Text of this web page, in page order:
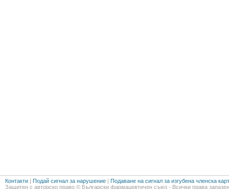
Контакти | Подай сигнал за нарушение | Подаване на сигнал за изгубена членска
Защитен с авторско право © Български фармацевтичен съюз - Всички права